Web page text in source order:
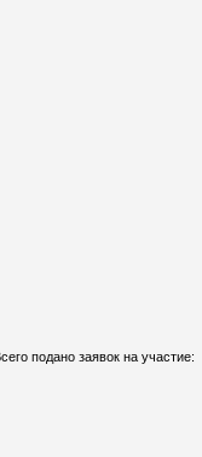
подано заявок на участие: